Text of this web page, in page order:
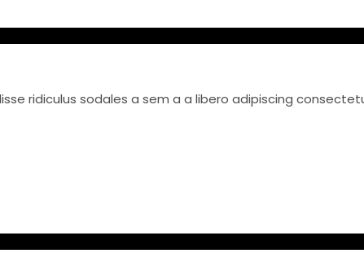
ridiculus sodales a sem a a libero adipiscing